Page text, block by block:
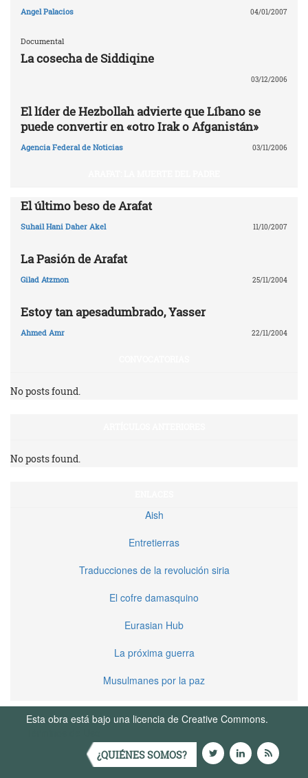
Angel Palacios 04/01/2007
Documental
La cosecha de Siddiqine
03/12/2006
El líder de Hezbollah advierte que Líbano se
puede convertir en «otro Irak o Afganistán»
Agencia Federal de Noticias 03/11/2006
El último beso de Arafat
Suhail Hani Daher Akel 11/10/2007
La Pasión de Arafat
Gilad Atzmon 25/11/2004
Estoy tan apesadumbrado, Yasser
Ahmed Amr 22/11/2004
No posts found.
No posts found.
Aish
Entretierras
Traducciones de la revolución siria
El cofre damasquino
Eurasian Hub
La próxima guerra
Musulmanes por la paz
Esta obra está bajo una licencia de Creative Commons.
¿QUIÉNES SOMOS?